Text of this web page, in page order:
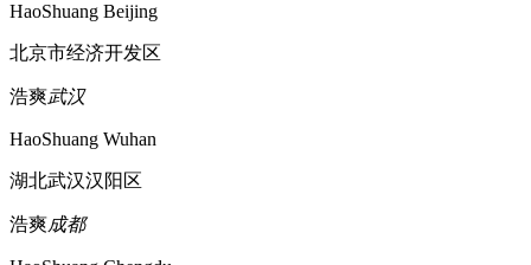
HaoShuang Beijing
北京市经济开发区
浩爽武汉
HaoShuang Wuhan
湖北武汉汉阳区
浩爽成都